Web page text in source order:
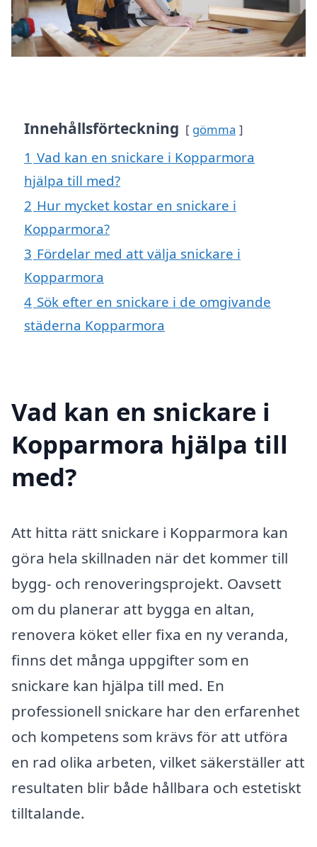
Innehållsförteckning gömma
1 Vad kan en snickare i Kopparmora
hjälpa till med?
2 Hur mycket kostar en snickare i
Kopparmora?
3 Fördelar med att välja snickare i
Kopparmora
4 Sök efter en snickare i de omgivande
städerna Kopparmora
Vad kan en snickare i
Kopparmora hjälpa till
med?
Att hitta rätt snickare i Kopparmora kan
göra hela skillnaden när det kommer till
bygg- och renoveringsprojekt. Oavsett
om du planerar att bygga en altan,
renovera köket eller fixa en ny veranda,
finns det många uppgifter som en
snickare kan hjälpa till med. En
professionell snickare har den erfarenhet
och kompetens som krävs för att utföra
en rad olika arbeten, vilket säkerställer att
resultaten blir både hållbara och estetiskt
tilltalande.